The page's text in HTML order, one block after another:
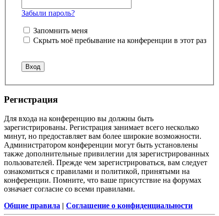
Забыли пароль?
Запомнить меня
Скрыть моё пребывание на конференции в этот раз
Регистрация
Для входа на конференцию вы должны быть
зарегистрированы. Регистрация занимает всего несколько
минут, но предоставляет вам более широкие возможности.
Администратором конференции могут быть установлены
также дополнительные привилегии для зарегистрированных
пользователей. Прежде чем зарегистрироваться, вам следует
ознакомиться с правилами и политикой, принятыми на
конференции. Помните, что ваше присутствие на форумах
означает согласие со всеми правилами.
Общие правила | Соглашение о конфиденциальности